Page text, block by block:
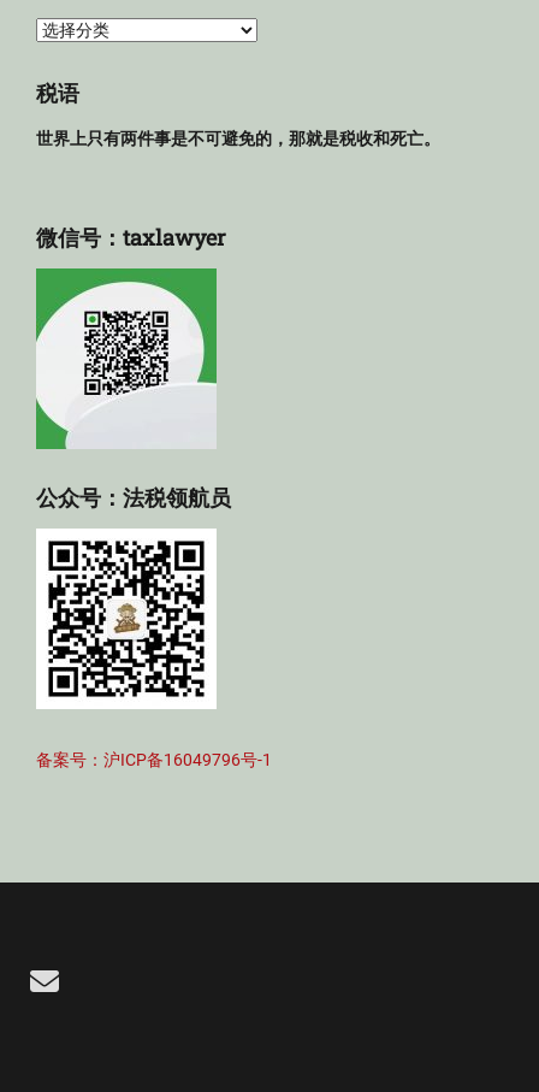
法
库
税语
世界上只有两件事是不可避免的，那就是税收和死亡。
微信号：taxlawyer
公众号：法税领航员
备案号：沪ICP备16049796号-1
Email